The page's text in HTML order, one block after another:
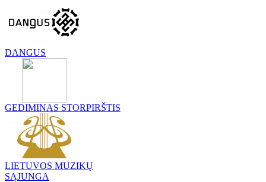
DANGUS
GEDIMINAS STORPIRŠTIS
LIETUVOS MUZIKŲ
SĄJUNGA